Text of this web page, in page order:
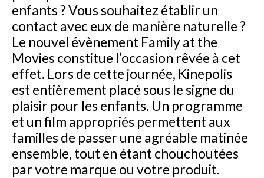
enfants ? Vous souhaitez établir un
contact avec eux de manière naturelle ?
Le nouvel évènement Family at the
Movies constitue l’occasion rêvée à cet
effet. Lors de cette journée, Kinepolis
est entièrement placé sous le signe du
plaisir pour les enfants. Un programme
et un film appropriés permettent aux
familles de passer une agréable matinée
ensemble, tout en étant chouchoutées
par votre marque ou votre produit.